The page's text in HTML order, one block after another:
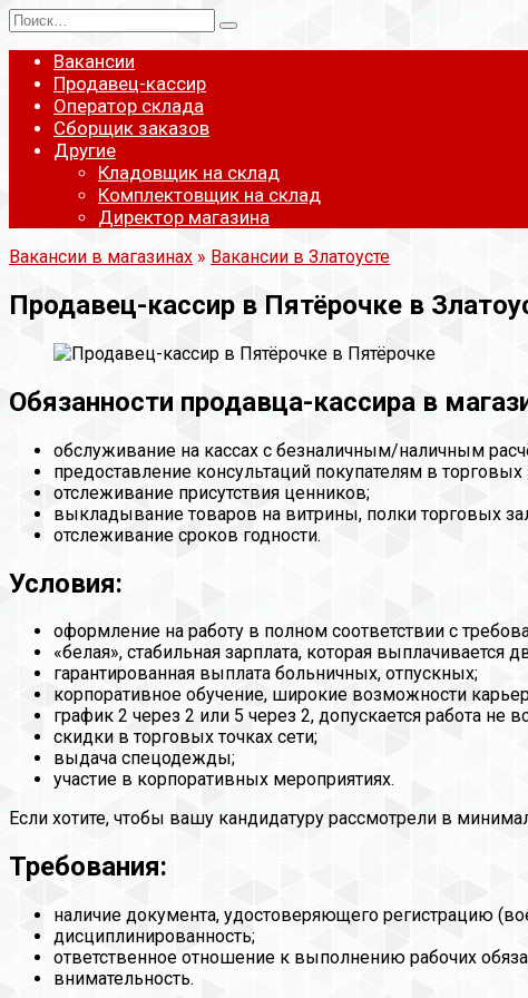
Перейти
к
содержанию
Search
for:
Вакансии
Продавец-кассир
Оператор склада
Сборщик заказов
Другие
Кладовщик на склад
Комплектовщик на склад
Директор магазина
Вакансии в магазинах » Вакансии в Златоусте
Продавец-кассир в Пятёрочке в
Обязанности продавца-кассира в
обслуживание на кассах с безналичным/наличным
предоставление консультаций покупателям в торговых
отслеживание присутствия ценников;
выкладывание товаров на витрины, полки торговых
отслеживание сроков годности.
Условия:
оформление на работу в полном соответствии с
«белая», стабильная зарплата, которая выплачивается
гарантированная выплата больничных, отпускных;
корпоративное обучение, широкие возможности
график 2 через 2 или 5 через 2, допускается работа
скидки в торговых точках сети;
выдача спецодежды;
участие в корпоративных мероприятиях.
Если хотите, чтобы вашу кандидатуру рассмотрели в
Требования:
наличие документа, удостоверяющего регистрацию
дисциплинированность;
ответственное отношение к выполнению рабочих
внимательность.